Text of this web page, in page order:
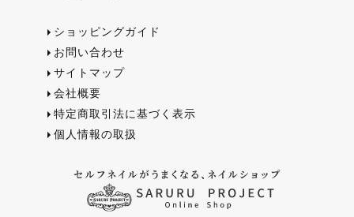
ショッピングガイド
お問い合わせ
サイトマップ
会社概要
特定商取引法に基づく表示
個人情報の取扱